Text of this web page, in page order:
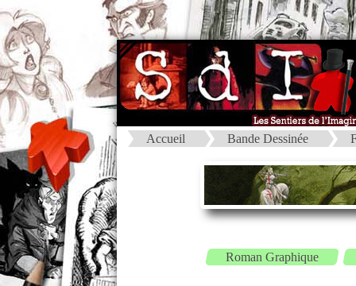
Accueil Bande Dessinée
Roman Graphique